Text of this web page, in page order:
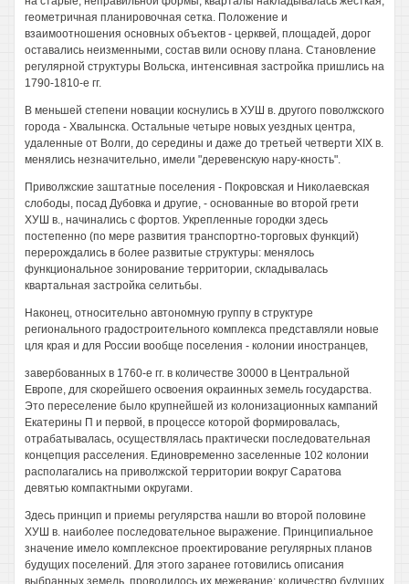
геометричная планировочная сетка. Положение и
взаимоотношения основных объектов - церквей, площадей, дорог
оставались неизменными, состав вили основу плана. Становление
регулярной структуры Вольска, интенсивная застройка пришлись на
1790-1810-е гг.
В меньшей степени новации коснулись в ХУШ в. другого поволжского
города - Хвалынска. Остальные четыре новых уездных центра,
удаленные от Волги, до середины и даже до третьей четверти XIX в.
менялись незначительно, имели "деревенскую нару-кность".
Приволжские заштатные поселения - Покровская и Николаевская
слободы, посад Дубовка и другие, - основанные во второй грети
ХУШ в., начинались с фортов. Укрепленные городки здесь
постепенно (по мере развития транспортно-торговых функций)
перерождались в более развитые структуры: менялось
функциональное зонирование территории, складывалась
квартальная застройка селитьбы.
Наконец, относительно автономную группу в структуре
регионального градостроительного комплекса представляли новые
цля края и для России вообще поселения - колонии иностранцев,
завербованных в 1760-е гг. в количестве 30000 в Центральной
Европе, для скорейшего освоения окраинных земель государства.
Это переселение было крупнейшей из колонизационных кампаний
Екатерины П и первой, в процессе которой формировалась,
отрабатывалась, осуществлялась практически последовательная
концепция расселения. Единовременно заселенные 102 колонии
располагались на приволжской территории вокруг Саратова
девятью компактными округами.
Здесь принцип и приемы регулярства нашли во второй половине
ХУШ в. наиболее последовательное выражение. Принципиальное
значение имело комплексное проектирование регулярных планов
будущих поселений. Для этого заранее готовились описания
выбранных земель, проводилось их межевание; количество будущих